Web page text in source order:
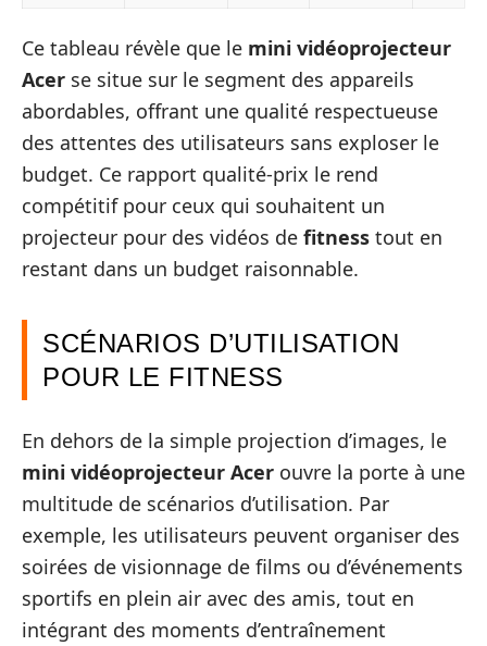
Ce tableau révèle que le mini vidéoprojecteur
Acer se situe sur le segment des appareils
abordables, offrant une qualité respectueuse
des attentes des utilisateurs sans exploser le
budget. Ce rapport qualité-prix le rend
compétitif pour ceux qui souhaitent un
projecteur pour des vidéos de fitness tout en
restant dans un budget raisonnable.
SCÉNARIOS D’UTILISATION
POUR LE FITNESS
En dehors de la simple projection d’images, le
mini vidéoprojecteur Acer ouvre la porte à une
multitude de scénarios d’utilisation. Par
exemple, les utilisateurs peuvent organiser des
soirées de visionnage de films ou d’événements
sportifs en plein air avec des amis, tout en
intégrant des moments d’entraînement